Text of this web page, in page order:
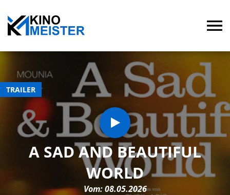
TRAILER
A SAD AND BEAUTIFUL
WORLD
Vom: 08.05.2026